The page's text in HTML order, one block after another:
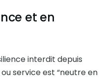
et en
interdit depuis
service est “neutre en